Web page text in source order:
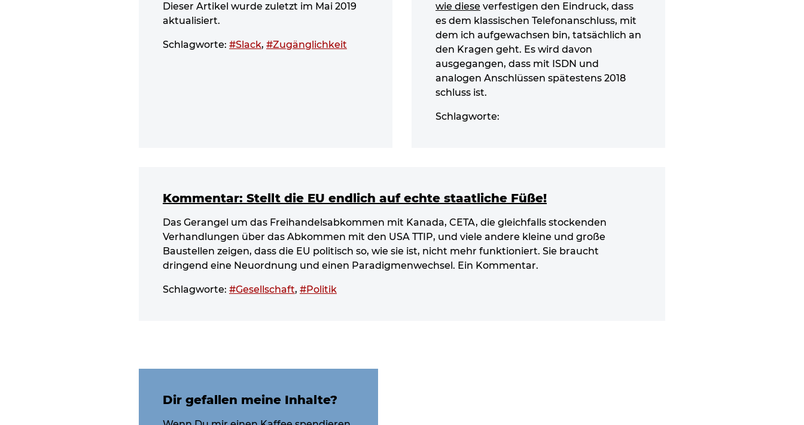
Dieser Artikel wurde zuletzt im Mai 2019
aktualisiert.
Schlagworte: #Slack, #Zugänglichkeit
wie diese verfestigen den Eindruck, dass
es dem klassischen Telefonanschluss, mit
dem ich aufgewachsen bin, tatsächlich an
den Kragen geht. Es wird davon
ausgegangen, dass mit ISDN und
analogen Anschlüssen spätestens 2018
schluss ist.
Schlagworte:
Kommentar: Stellt die EU endlich auf echte staatliche Füße!
Das Gerangel um das Freihandelsabkommen mit Kanada, CETA, die gleichfalls stockenden
Verhandlungen über das Abkommen mit den USA TTIP, und viele andere kleine und große
Baustellen zeigen, dass die EU politisch so, wie sie ist, nicht mehr funktioniert. Sie braucht
dringend eine Neuordnung und einen Paradigmenwechsel. Ein Kommentar.
Schlagworte: #Gesellschaft, #Politik
Dir gefallen meine Inhalte?